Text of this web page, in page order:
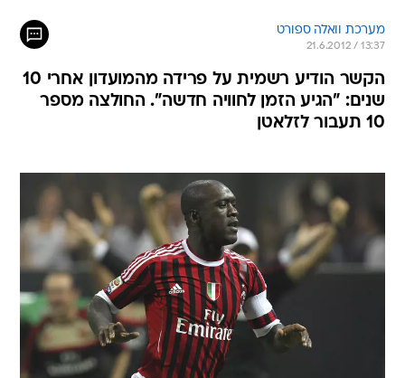
מערכת וואלה ספורט
21.6.2012 / 13:37
הקשר הודיע רשמית על פרידה מהמועדון אחרי 10
שנים: "הגיע הזמן לחוויה חדשה". החולצה מספר
10 תעבור לזלאטן